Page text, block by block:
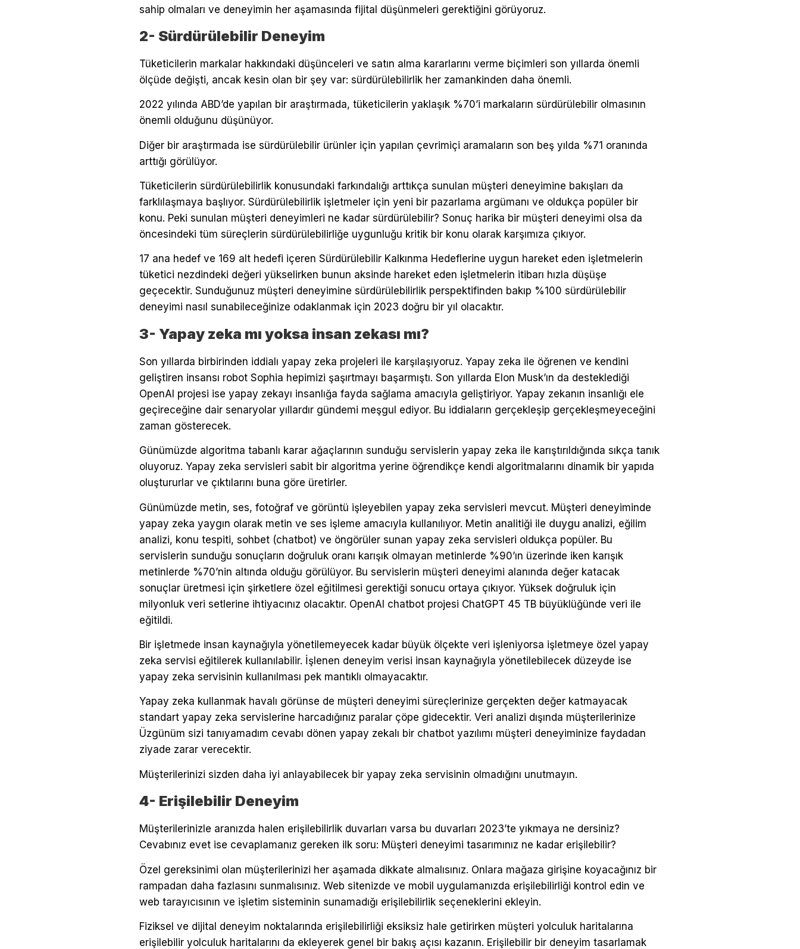
sahip olmaları ve deneyimin her aşamasında fijital düşünmeleri gerektiğini görüyoruz.
2- Sürdürülebilir Deneyim
Tüketicilerin markalar hakkındaki düşünceleri ve satın alma kararlarını verme biçimleri son yıllarda önemli
ölçüde değişti, ancak kesin olan bir şey var: sürdürülebilirlik her zamankinden daha önemli.
2022 yılında ABD’de yapılan bir araştırmada, tüketicilerin yaklaşık %70’i markaların sürdürülebilir olmasının
önemli olduğunu düşünüyor.
Diğer bir araştırmada ise sürdürülebilir ürünler için yapılan çevrimiçi aramaların son beş yılda %71 oranında
arttığı görülüyor.
Tüketicilerin sürdürülebilirlik konusundaki farkındalığı arttıkça sunulan müşteri deneyimine bakışları da
farklılaşmaya başlıyor. Sürdürülebilirlik işletmeler için yeni bir pazarlama argümanı ve oldukça popüler bir
konu. Peki sunulan müşteri deneyimleri ne kadar sürdürülebilir? Sonuç harika bir müşteri deneyimi olsa da
öncesindeki tüm süreçlerin sürdürülebilirliğe uygunluğu kritik bir konu olarak karşımıza çıkıyor.
17 ana hedef ve 169 alt hedefi içeren Sürdürülebilir Kalkınma Hedeflerine uygun hareket eden işletmelerin
tüketici nezdindeki değeri yükselirken bunun aksinde hareket eden işletmelerin itibarı hızla düşüşe
geçecektir. Sunduğunuz müşteri deneyimine sürdürülebilirlik perspektifinden bakıp %100 sürdürülebilir
deneyimi nasıl sunabileceğinize odaklanmak için 2023 doğru bir yıl olacaktır.
3- Yapay zeka mı yoksa insan zekası mı?
Son yıllarda birbirinden iddialı yapay zeka projeleri ile karşılaşıyoruz. Yapay zeka ile öğrenen ve kendini
geliştiren insansı robot Sophia hepimizi şaşırtmayı başarmıştı. Son yıllarda Elon Musk’ın da desteklediği
OpenAI projesi ise yapay zekayı insanlığa fayda sağlama amacıyla geliştiriyor. Yapay zekanın insanlığı ele
geçireceğine dair senaryolar yıllardır gündemi meşgul ediyor. Bu iddiaların gerçekleşip gerçekleşmeyeceğini
zaman gösterecek.
Günümüzde algoritma tabanlı karar ağaçlarının sunduğu servislerin yapay zeka ile karıştırıldığında sıkça tanık
oluyoruz. Yapay zeka servisleri sabit bir algoritma yerine öğrendikçe kendi algoritmalarını dinamik bir yapıda
oluştururlar ve çıktılarını buna göre üretirler.
Günümüzde metin, ses, fotoğraf ve görüntü işleyebilen yapay zeka servisleri mevcut. Müşteri deneyiminde
yapay zeka yaygın olarak metin ve ses işleme amacıyla kullanılıyor. Metin analitiği ile duygu analizi, eğilim
analizi, konu tespiti, sohbet (chatbot) ve öngörüler sunan yapay zeka servisleri oldukça popüler. Bu
servislerin sunduğu sonuçların doğruluk oranı karışık olmayan metinlerde %90’ın üzerinde iken karışık
metinlerde %70’nin altında olduğu görülüyor. Bu servislerin müşteri deneyimi alanında değer katacak
sonuçlar üretmesi için şirketlere özel eğitilmesi gerektiği sonucu ortaya çıkıyor. Yüksek doğruluk için
milyonluk veri setlerine ihtiyacınız olacaktır. OpenAI chatbot projesi ChatGPT 45 TB büyüklüğünde veri ile
eğitildi.
Bir işletmede insan kaynağıyla yönetilemeyecek kadar büyük ölçekte veri işleniyorsa işletmeye özel yapay
zeka servisi eğitilerek kullanılabilir. İşlenen deneyim verisi insan kaynağıyla yönetilebilecek düzeyde ise
yapay zeka servisinin kullanılması pek mantıklı olmayacaktır.
Yapay zeka kullanmak havalı görünse de müşteri deneyimi süreçlerinize gerçekten değer katmayacak
standart yapay zeka servislerine harcadığınız paralar çöpe gidecektir. Veri analizi dışında müşterilerinize
Üzgünüm sizi tanıyamadım cevabı dönen yapay zekalı bir chatbot yazılımı müşteri deneyiminize faydadan
ziyade zarar verecektir.
Müşterilerinizi sizden daha iyi anlayabilecek bir yapay zeka servisinin olmadığını unutmayın.
4- Erişilebilir Deneyim
Müşterilerinizle aranızda halen erişilebilirlik duvarları varsa bu duvarları 2023’te yıkmaya ne dersiniz?
Cevabınız evet ise cevaplamanız gereken ilk soru: Müşteri deneyimi tasarımınız ne kadar erişilebilir?
Özel gereksinimi olan müşterilerinizi her aşamada dikkate almalısınız. Onlara mağaza girişine koyacağınız bir
rampadan daha fazlasını sunmalısınız. Web sitenizde ve mobil uygulamanızda erişilebilirliği kontrol edin ve
web tarayıcısının ve işletim sisteminin sunamadığı erişilebilirlik seçeneklerini ekleyin.
Fiziksel ve dijital deneyim noktalarında erişilebilirliği eksiksiz hale getirirken müşteri yolculuk haritalarına
erişilebilir yolculuk haritalarını da ekleyerek genel bir bakış açısı kazanın. Erişilebilir bir deneyim tasarlamak